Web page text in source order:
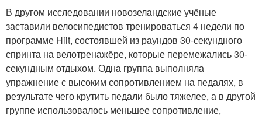
В другом исследовании новозеландские учёные
заставили велосипедистов тренироваться 4 недели по
программе Hiit, состоявшей из раундов 30-секундного
спринта на велотренажёре, которые перемежались 30-
секундным отдыхом. Одна группа выполняла
упражнение с высоким сопротивлением на педалях, в
результате чего крутить педали было тяжелее, а в другой
группе использовалось меньшее сопротивление,